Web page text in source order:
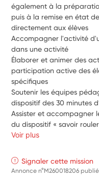
également à la
puis à la remise en état
directement aux élèves
Accompagner l'activité
dans une activité
Élaborer et animer des
participation active des
spécifiques
Soutenir les équipes
dispositif des 30 minutes
Assister et accompagner
du dispositif « savoir
Voir plus
Signaler cette mission
Annonce n°M260018206